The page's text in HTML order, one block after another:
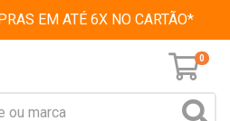
EM ATÉ 6X NO CARTÃO*
0